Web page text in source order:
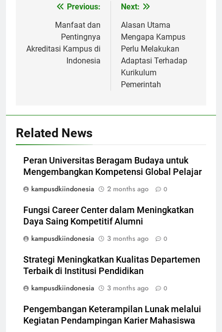
navigation
Previous:
Manfaat dan
Pentingnya
Akreditasi Kampus di
Indonesia
Next:
Alasan Utama
Mengapa Kampus
Perlu Melakukan
Adaptasi Terhadap
Kurikulum
Pemerintah
Related News
Peran Universitas Beragam Budaya untuk
Mengembangkan Kompetensi Global Pelajar
kampusdkiindonesia
2 months ago 0
Fungsi Career Center dalam Meningkatkan
Daya Saing Kompetitif Alumni
kampusdkiindonesia
3 months ago 0
Strategi Meningkatkan Kualitas Departemen
Terbaik di Institusi Pendidikan
kampusdkiindonesia
3 months ago 0
Pengembangan Keterampilan Lunak melalui
Kegiatan Pendampingan Karier Mahasiswa